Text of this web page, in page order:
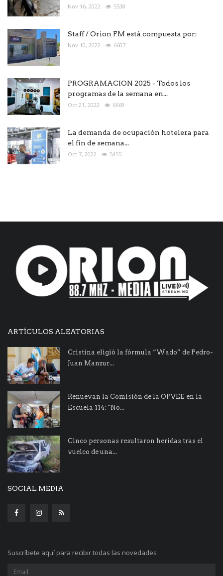
Nov 16, 2022 5538
Staff / Orion FM está compuesta por:
Nov 10, 2022 6607
PROGRAMACION 2025 - Todos los
programas de la semana en...
Oct 21, 2022 6669
La demanda de ocupación hotelera para
el fin de semana...
Oct 7, 2022 5455
ARTÍCULOS ALEATORIAS
Cristina eligió la fórmula “Wado” de Pedro-
Juan Manzur...
Renuevan la Comisión de la OPVEE en la
Escuela 114: "No...
Cinco personas resultaron heridas tras el
vuelco de una...
SOCIAL MEDIA
Suscríbete aquí para recibir todas las novedades